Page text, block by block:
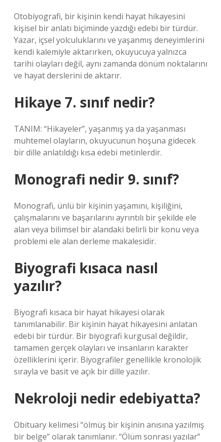
Otobiyografi, bir kişinin kendi hayat hikayesini
kişisel bir anlatı biçiminde yazdığı edebi bir türdür.
Yazar, içsel yolculuklarını ve yaşanmış deneyimlerini
kendi kalemiyle aktarırken, okuyucuya yalnızca
tarihi olayları değil, aynı zamanda dönüm noktalarını
ve hayat derslerini de aktarır.
Hikaye 7. sınıf nedir?
TANIM: “Hikayeler”, yaşanmış ya da yaşanması
muhtemel olayların, okuyucunun hoşuna gidecek
bir dille anlatıldığı kısa edebi metinlerdir.
Monografi nedir 9. sınıf?
Monografi, ünlü bir kişinin yaşamını, kişiliğini,
çalışmalarını ve başarılarını ayrıntılı bir şekilde ele
alan veya bilimsel bir alandaki belirli bir konu veya
problemi ele alan derleme makalesidir.
Biyografi kısaca nasıl
yazılır?
Biyografi kısaca bir hayat hikayesi olarak
tanımlanabilir. Bir kişinin hayat hikayesini anlatan
edebi bir türdür. Bir biyografi kurgusal değildir,
tamamen gerçek olayları ve insanların karakter
özelliklerini içerir. Biyografiler genellikle kronolojik
sırayla ve basit ve açık bir dille yazılır.
Nekroloji nedir edebiyatta?
Obituary kelimesi “ölmüş bir kişinin anısına yazılmış
bir belge” olarak tanımlanır. “Ölüm sonrası yazılar”